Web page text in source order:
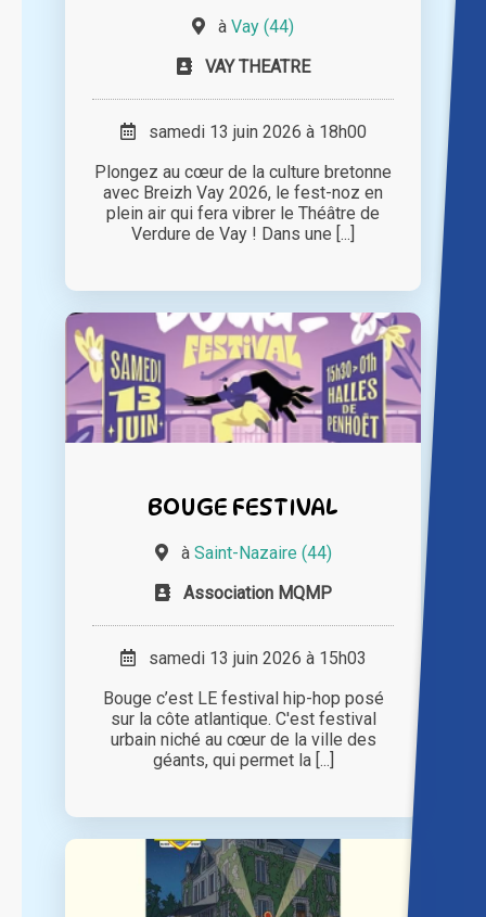
à Vay (44)
VAY THEATRE
samedi 13 juin 2026 à 18h00
Plongez au cœur de la culture bretonne
avec Breizh Vay 2026, le fest-noz en
plein air qui fera vibrer le Théâtre de
Verdure de Vay ! Dans une [...]
BOUGE FESTIVAL
à Saint-Nazaire (44)
Association MQMP
samedi 13 juin 2026 à 15h03
Bouge c’est LE festival hip-hop posé
sur la côte atlantique. C'est festival
urbain niché au cœur de la ville des
géants, qui permet la [...]